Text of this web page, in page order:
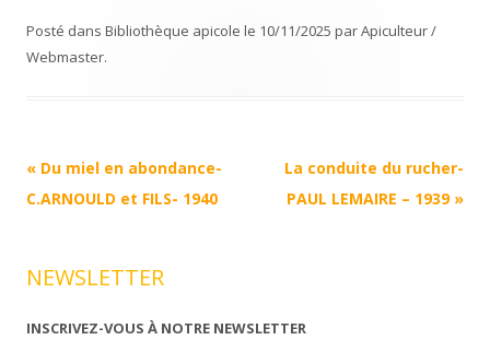
Posté dans Bibliothèque apicole le 10/11/2025 parApiculteur /
Webmaster.
Navigation
Article
« Du miel en abondance-
C.ARNOULD et FILS- 1940
La conduite du rucher-
PAUL LEMAIRE – 1939 »
NEWSLETTER
INSCRIVEZ-VOUS À NOTRE NEWSLETTER